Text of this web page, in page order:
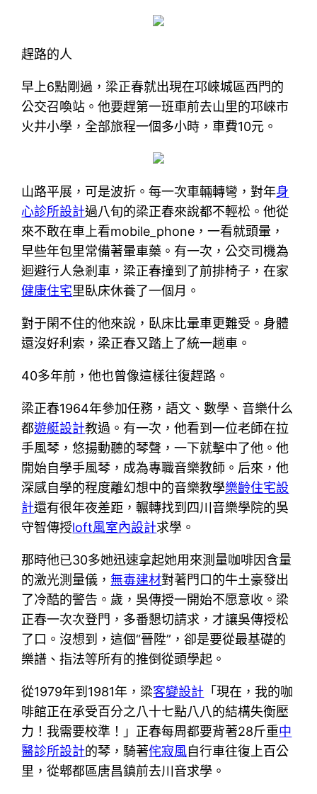
趕路的人
早上6點剛過，梁正春就出現在邛崍城區西門的
公交召喚站。他要趕第一班車前去山里的邛崍市
火井小學，全部旅程一個多小時，車費10元。
山路平展，可是波折。每一次車輛轉彎，對年身
心診所設計過八旬的梁正春來說都不輕松。他從
來不敢在車上看mobile_phone，一看就頭暈，
早些年包里常備著暈車藥。有一次，公交司機為
迴避行人急剎車，梁正春撞到了前排椅子，在家
健康住宅里臥床休養了一個月。
對于閑不住的他來說，臥床比暈車更難受。身體
還沒好利索，梁正春又踏上了統一趟車。
40多年前，他也曾像這樣往復趕路。
梁正春1964年參加任務，語文、數學、音樂什么
都遊艇設計教過。有一次，他看到一位老師在拉
手風琴，悠揚動聽的琴聲，一下就擊中了他。他
開始自學手風琴，成為專職音樂教師。后來，他
深感自學的程度離幻想中的音樂教學樂齡住宅設
計還有很年夜差距，輾轉找到四川音樂學院的吳
守智傳授loft風室內設計求學。
那時他已30多她迅速拿起她用來測量咖啡因含量
的激光測量儀， 無毒建材對著門口的牛土豪發出
了冷酷的警告。歲，吳傳授一開始不愿意收。梁
正春一次次登門，多番懇切請求，才讓吳傳授松
了口。沒想到，這個“晉陞”，卻是要從最基礎的
樂譜、指法等所有的推倒從頭學起。
從1979年到1981年，梁客變設計 「現在，我的咖
啡館正在承受百分之八十七點八八的結構失衡壓
力！我需要校準！」正春每周都要背著28斤重中
醫診所設計的琴，騎著侘寂風自行車往復上百公
里，從郫都區唐昌鎮前去川音求學。